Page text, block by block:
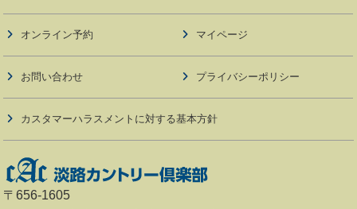
オンライン予約 マイページ
お問い合わせ プライバシーポリシー
カスタマーハラスメントに対する基本方針
〒656-1605